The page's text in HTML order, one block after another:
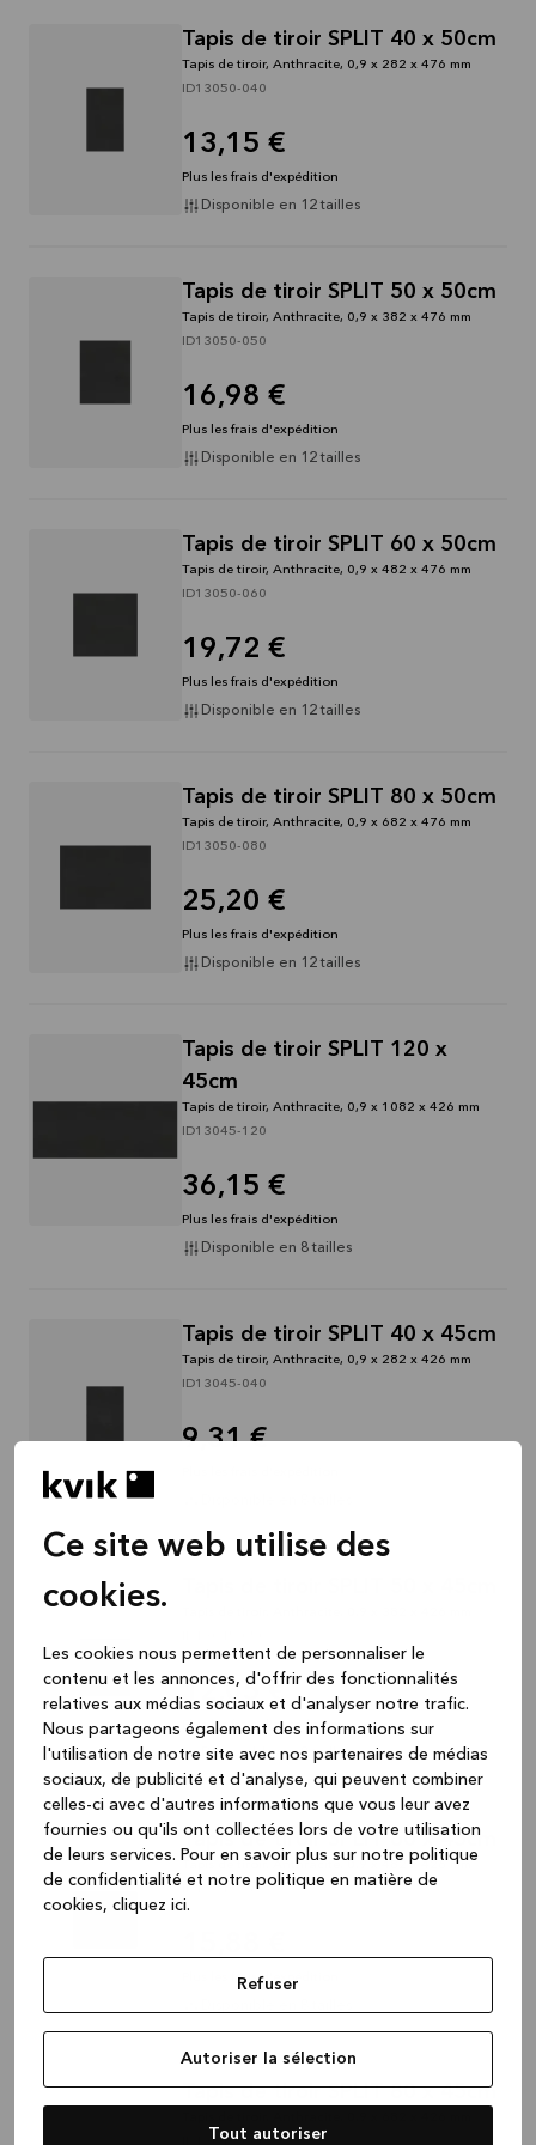
Ce site web utilise des
cookies.
Les cookies nous permettent de personnaliser le
contenu et les annonces, d'offrir des fonctionnalités
relatives aux médias sociaux et d'analyser notre trafic.
Nous partageons également des informations sur
l'utilisation de notre site avec nos partenaires de médias
sociaux, de publicité et d'analyse, qui peuvent combiner
celles-ci avec d'autres informations que vous leur avez
fournies ou qu'ils ont collectées lors de votre utilisation
de leurs services. Pour en savoir plus sur notre politique
de confidentialité et notre politique en matière de
cookies, cliquez ici.
Refuser
Autoriser la sélection
Tout autoriser
Tapis de tiroir SPLIT 40 x 50cm
Tapis de tiroir, Anthracite, 0,9 x 282 x 476 mm
ID13050-040
13,15 €
Plus les frais d'expédition
Disponible en 12 tailles
Tapis de tiroir SPLIT 50 x 50cm
Tapis de tiroir, Anthracite, 0,9 x 382 x 476 mm
ID13050-050
16,98 €
Plus les frais d'expédition
Disponible en 12 tailles
Tapis de tiroir SPLIT 60 x 50cm
Tapis de tiroir, Anthracite, 0,9 x 482 x 476 mm
ID13050-060
19,72 €
Plus les frais d'expédition
Disponible en 12 tailles
Tapis de tiroir SPLIT 80 x 50cm
Tapis de tiroir, Anthracite, 0,9 x 682 x 476 mm
ID13050-080
25,20 €
Plus les frais d'expédition
Disponible en 12 tailles
Tapis de tiroir SPLIT 120 x
45cm
Tapis de tiroir, Anthracite, 0,9 x 1082 x 426 mm
ID13045-120
36,15 €
Plus les frais d'expédition
Disponible en 8 tailles
Tapis de tiroir SPLIT 40 x 45cm
Tapis de tiroir, Anthracite, 0,9 x 282 x 426 mm
ID13045-040
9,31 €
12,05 €
Plus les frais d'expédition
Disponible en 8 tailles
Tapis de tiroir SPLIT 60 x 45cm
Tapis de tiroir, Anthracite, 0,9 x 482 x 426 mm
ID13045-060
Plus les frais d'expédition
Tapis de tiroir SPLIT 80 x 45cm
ID13045-080